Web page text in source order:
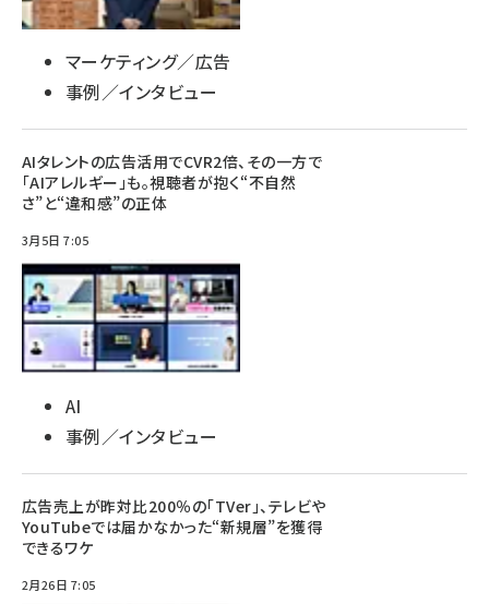
マーケティング／広告
事例／インタビュー
AIタレントの広告活用でCVR2倍、その一方で
「AIアレルギー」も。視聴者が抱く“不自然
さ”と“違和感”の正体
3月5日 7:05
AI
事例／インタビュー
広告売上が昨対比200％の「TVer」、テレビや
YouTubeでは届かなかった“新規層”を獲得
できるワケ
2月26日 7:05